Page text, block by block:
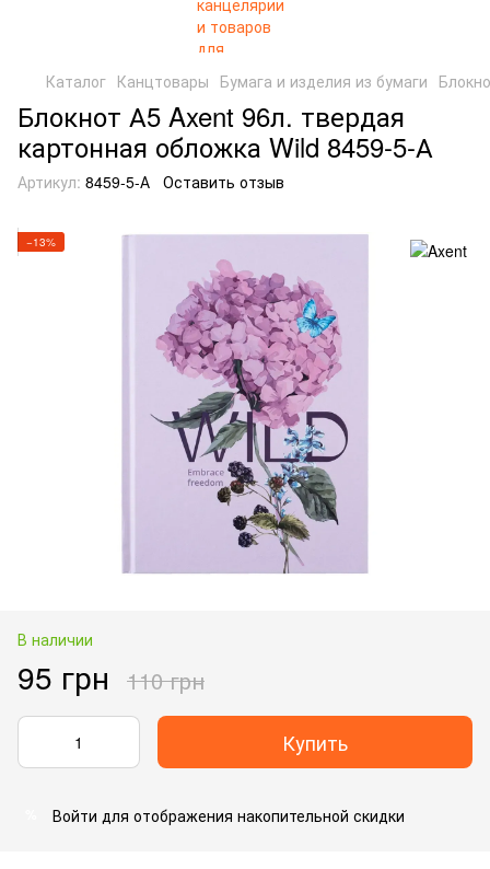
Каталог Канцтовары Бумага и изделия из бумаги
Блокнот А5 Axent 96л. твердая
картонная обложка Wild 8459-5-А
Артикул: 8459-5-А Оставить отзыв
−13%
В наличии
95 грн 110 грн
Купить
Войти для отображения накопительной скидки